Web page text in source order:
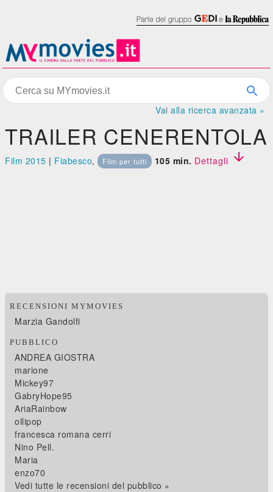
Vai alla ricerca avanzata »
TRAILER CENERENTOLA
Film 2015 | Fiabesco, Film per tutti 105 min. Dettagli 
RECENSIONI MYMOVIES
Marzia Gandolfi
PUBBLICO
ANDREA GIOSTRA
marione
Mickey97
GabryHope95
AriaRainbow
ollipop
francesca romana cerri
Nino Pell.
Maria
enzo70
Vedi tutte le recensioni del pubblico »